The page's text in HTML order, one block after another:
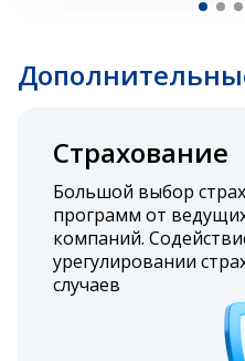
Страхование
Большой выбор
программ от
компаний.
урегулировании
случаев